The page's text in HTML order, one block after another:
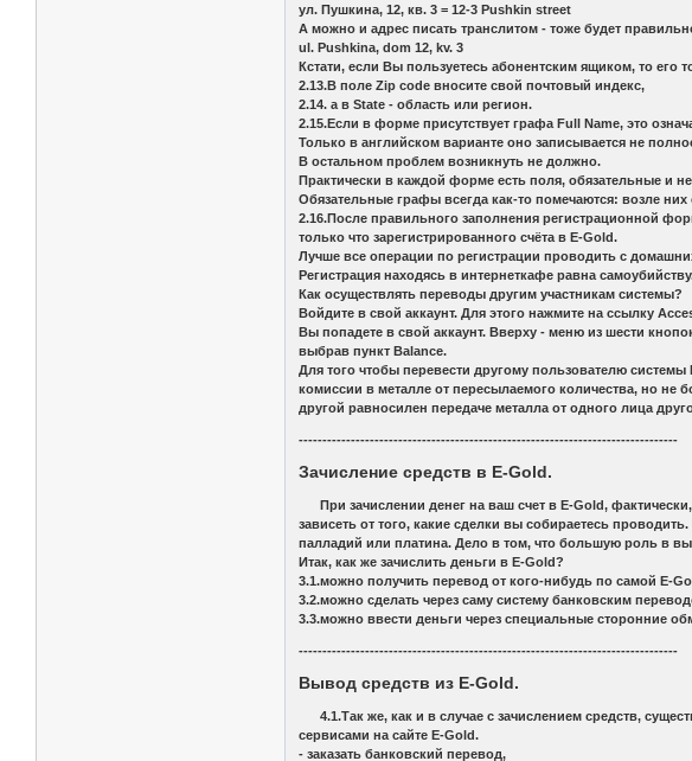
ул. Пушкина, 12, кв. 3 = 12-3 Pushkin street
А можно и адрес писать транслитом - тоже будет
ul. Pushkina, dom 12, kv. 3
Кстати, если Вы пользуетесь абонентским ящиком, то
2.13.В поле Zip code вносите свой почтовый индекс,
2.14. а в State - область или регион.
2.15.Если в форме присутствует графа Full Name, это
Только в английском варианте оно записывается не
В остальном проблем возникнуть не должно.
Практически в каждой форме есть поля, обязательные и
Обязательные графы всегда как-то помечаются: возле
2.16.После правильного заполнения регистрационной
только что зарегистрированного счёта в E-Gold.
Лучше все операции по регистрации проводить с
Регистрация находясь в интернеткафе равна
Как осуществлять переводы другим участникам системы?
Войдите в свой аккаунт. Для этого нажмите на ссылку
Вы попадете в свой аккаунт. Вверху - меню из шести
выбрав пункт Balance.
Для того чтобы перевести другому пользователю
комиссии в металле от пересылаемого количества, но не
другой равносилен передаче металла от одного лица
--------------------------------------------------------------------------------
Зачисление средств в E-Gold.
При зачислении денег на ваш счет в E-Gold,
зависеть от того, какие сделки вы собираетесь
палладий или платина. Дело в том, что большую роль в
Итак, как же зачислить деньги в E-Gold?
3.1.можно получить перевод от кого-нибудь по самой E-
3.2.можно сделать через саму систему банковским
3.3.можно ввести деньги через специальные сторонние
--------------------------------------------------------------------------------
Вывод средств из E-Gold.
4.1.Так же, как и в случае с зачислением средств,
сервисами на сайте E-Gold.
- заказать банковский перевод,